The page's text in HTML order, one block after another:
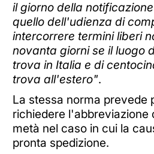
il giorno della
quello dell'udienza di
intercorrere termini liberi
novanta giorni se il luogo
trova in Italia e di
trova all'estero".
La stessa norma prevede
richiedere l'abbreviazione
metà nel caso in cui la
pronta spedizione.